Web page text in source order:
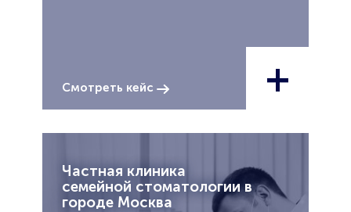
Смотреть кейс +
Частная клиника
семейной стоматологии в
городе Москва